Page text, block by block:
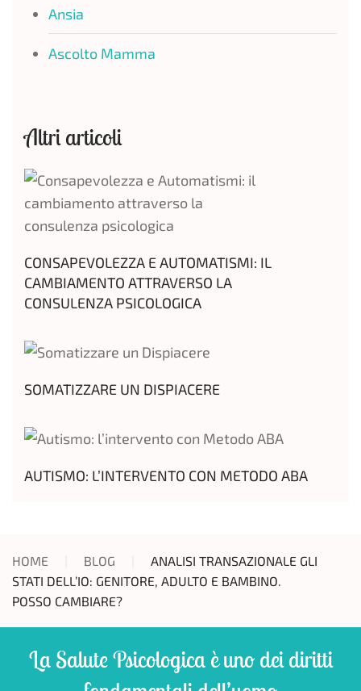
Ansia
Ascolto Mamma
Altri articoli
CONSAPEVOLEZZA E AUTOMATISMI: IL
CAMBIAMENTO ATTRAVERSO LA
CONSULENZA PSICOLOGICA
SOMATIZZARE UN DISPIACERE
AUTISMO: L’INTERVENTO CON METODO ABA
HOME BLOG
ANALISI TRANSAZIONALE GLI
STATI DELL’IO: GENITORE, ADULTO E BAMBINO.
POSSO CAMBIARE?
La Salute Psicologica è uno dei diritti